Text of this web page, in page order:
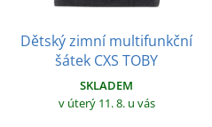
Dětský zimní multifunkční
šátek CXS TOBY
SKLADEM
v úterý 11. 8. u vás